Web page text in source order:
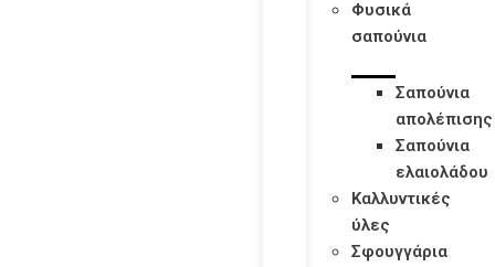
Φυσικά
σαπούνια
Σαπούνια
απολέπισης
Σαπούνια
ελαιολάδου
Καλλυντικές
ύλες
Σφουγγάρια